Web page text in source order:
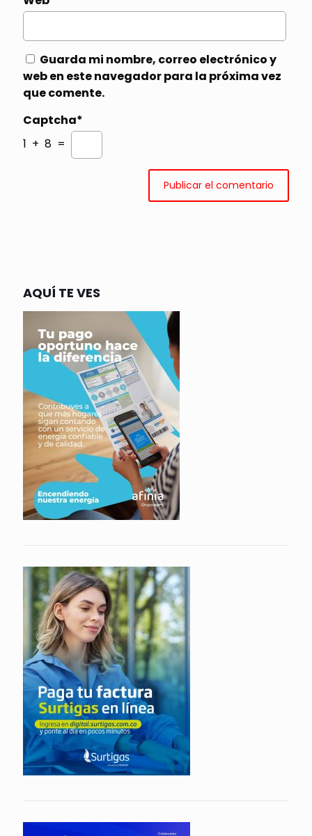
Guarda mi nombre, correo electrónico y
web en este navegador para la próxima vez
que comente.
Captcha*
1 + 8 =
AQUÍ TE VES